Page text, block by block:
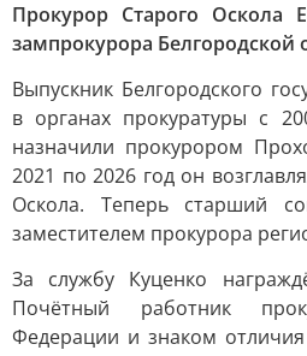
Прокурор Старого Оскола
зампрокурора Белгородской
Выпускник Белгородского
в органах прокуратуры с
назначили прокурором
2021 по 2026 год он
Оскола. Теперь старший
заместителем прокурора
За службу Куценко
Почётный работник
Федерации и знаком